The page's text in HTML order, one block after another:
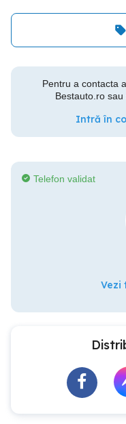
Pentru a contacta
Bestauto.ro
Intră în
Telefon validat
Vezi